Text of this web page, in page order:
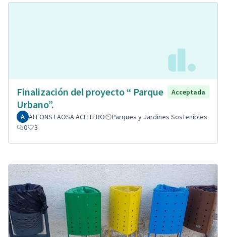
Finalización del proyecto “ Parque
Urbano”.
Acceptada
ALFONS LAOSA ACEITERO
Parques y Jardines Sostenibles
0
3